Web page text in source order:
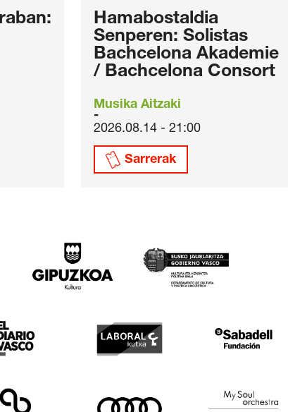
Hamabostaldia
Senperen: Solistas
Bachcelona Akademie
/ Bachcelona Consort
Musika Aitzaki
2026.08.14 - 21:00
Sarrerak